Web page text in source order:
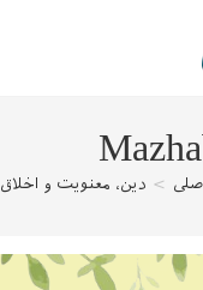
> دین، معنویت و اخلاق